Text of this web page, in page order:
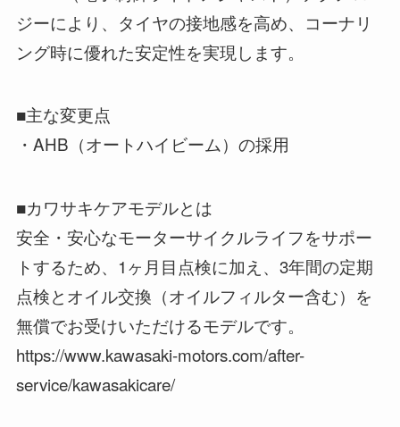
ジーにより、タイヤの接地感を高め、コーナリ
ング時に優れた安定性を実現します。
■主な変更点
・AHB（オートハイビーム）の採用
■カワサキケアモデルとは
安全・安心なモーターサイクルライフをサポー
トするため、1ヶ月目点検に加え、3年間の定期
点検とオイル交換（オイルフィルター含む）を
無償でお受けいただけるモデルです。
https://www.kawasaki-motors.com/after-
service/kawasakicare/